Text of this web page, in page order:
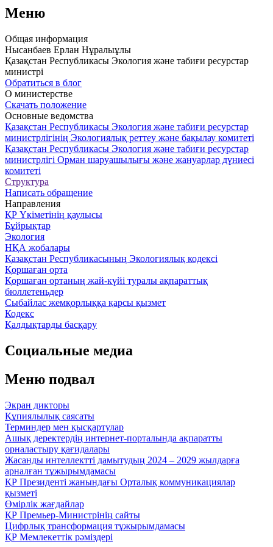
Меню
Общая информация
Нысанбаев Ерлан Нұралыұлы
Қазақстан Республикасы Экология және табиғи ресурстар
министрі
Обратиться в блог
О министерстве
Скачать положение
Основные ведомства
Қазақстан Республикасы Экология және табиғи ресурстар
министрлігінің Экологиялық реттеу және бақылау комитеті
Қазақстан Республикасы Экология және табиғи ресурстар
министрлігі Орман шаруашылығы және жануарлар дүниесі
комитеті
Структура
Написать обращение
Направления
ҚР Үкіметінің қаулысы
Бұйрықтар
Экология
НҚА жобалары
Қазақстан Республикасының Экологиялық кодексі
Қоршаған орта
Қоршаған ортаның жай-күйі туралы ақпараттық
бюллетеньдер
Сыбайлас жемқорлыққа қарсы қызмет
Кодекс
Қалдықтарды басқару
Социальные медиа
Меню подвал
Экран дикторы
Құпиялылық саясаты
Терминдер мен қысқартулар
Ашық деректердің интернет-порталында ақпаратты
орналастыру қағидалары
Жасанды интеллектті дамытудың 2024 – 2029 жылдарға
арналған тұжырымдамасы
ҚР Президенті жанындағы Орталық коммуникациялар
қызметі
Өмірлік жағдайлар
ҚР Премьер-Министрінің сайты
Цифрлық трансформация тұжырымдамасы
ҚР Мемлекеттік рәміздері